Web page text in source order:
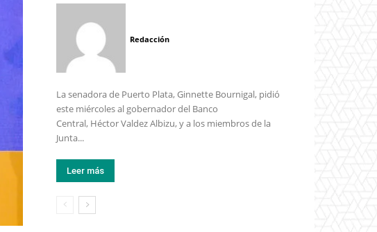
Redacción
La senadora de Puerto Plata, Ginnette Bournigal, pidió
este miércoles al gobernador del Banco
Central, Héctor Valdez Albizu, y a los miembros de la
Junta...
Leer más